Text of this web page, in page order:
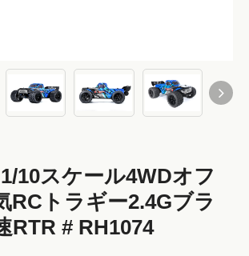
10スケール4WDオフ
RCトラギー2.4Gブラ
RTR # RH1074